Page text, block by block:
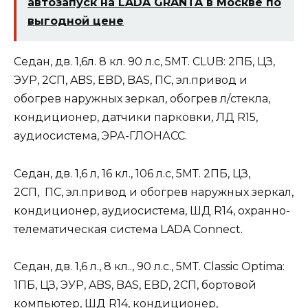
автозапуск на LADA GRANTA в Москве по
выгодной цене
Седан, дв. 1,6л. 8 кл. 90 л.с, 5МТ. CLUB: 2ПБ, ЦЗ,
ЭУР, 2СП, ABS, EBD, BAS, ПС, эл.привод и
обогрев наружных зеркал, обогрев л/стекла,
кондиционер, датчики парковки, ЛД R15,
аудиосистема, ЭРА-ГЛОНАСС.
Седан, дв. 1,6 л, 16 кл., 106 л.с, 5МТ. 2ПБ, ЦЗ,
2СП, ПС, эл.привод и обогрев наружных зеркал,
кондиционер, аудиосистема, ШД R14, охранно-
телематическая система LADA Connect.
Седан, дв. 1,6 л., 8 кл.., 90 л.с., 5МТ. Classic Optima:
1ПБ, ЦЗ, ЭУР, ABS, BAS, EBD, 2СП, бортовой
компьютер, ШД R14, кондиционер,